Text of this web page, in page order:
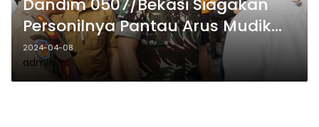
Dandim 0507/Bekasi Siagakan
Personilnya Pantau Arus Mudik
2024
2024-04-08
admin